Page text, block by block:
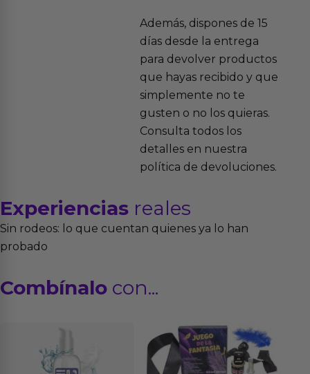
Además, dispones de 15
días desde la entrega
para devolver productos
que hayas recibido y que
simplemente no te
gusten o no los quieras.
Consulta todos los
detalles en nuestra
política de devoluciones.
Experiencias reales
Sin rodeos: lo que cuentan quienes ya lo han
probado
Combínalo con...